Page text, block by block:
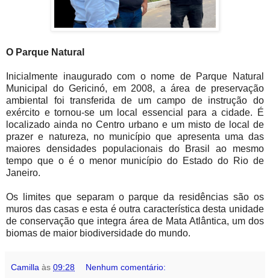
O Parque Natural
Inicialmente inaugurado com o nome de Parque Natural
Municipal do Gericinó, em 2008, a área de preservação
ambiental foi transferida de um campo de instrução do
exército e tornou-se um local essencial para a cidade. É
localizado ainda no Centro urbano e um misto de local de
prazer e natureza, no município que apresenta uma das
maiores densidades populacionais do Brasil ao mesmo
tempo que o é o menor município do Estado do Rio de
Janeiro.
Os limites que separam o parque da residências são os
muros das casas e esta é outra característica desta unidade
de conservação que integra área de Mata Atlântica, um dos
biomas de maior biodiversidade do mundo.
Camilla às 09:28 Nenhum comentário: